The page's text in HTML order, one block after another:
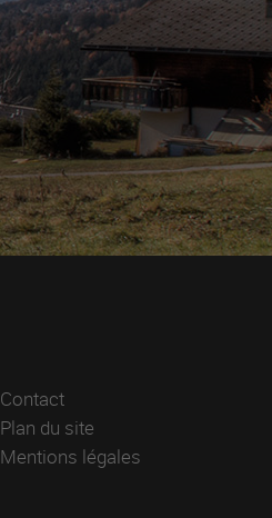
Contact
Plan du site
Mentions légales